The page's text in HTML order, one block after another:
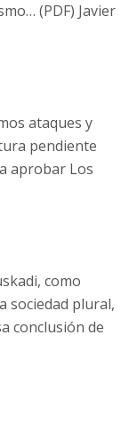
(PDF) Javier
ataques y
pendiente
aprobar Los
como
sociedad plural,
conclusión de